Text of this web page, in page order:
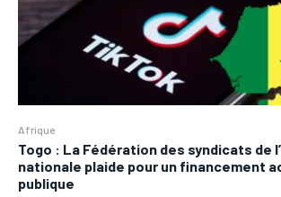
Afrique
Togo : La Fédération des syndicats de
nationale plaide pour un financement
publique